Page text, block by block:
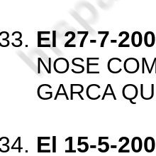
El 27-7-
NOSE
GARCA
El 15-5-